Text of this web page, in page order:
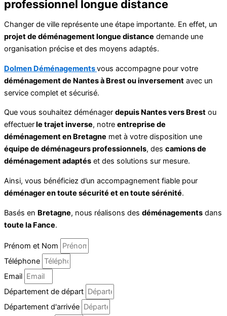
professionnel longue distance
Changer de ville représente une étape importante. En effet, un
projet de déménagement longue distance demande une
organisation précise et des moyens adaptés.
Dolmen Déménagementsvous accompagne pour votre
déménagement de Nantes à Brest ou inversement avec un
service complet et sécurisé.
Que vous souhaitez déménager depuis Nantes vers Brest ou
effectuer le trajet inverse, notre entreprise de
déménagement en Bretagne met à votre disposition une
équipe de déménageurs professionnels, des camions de
déménagement adaptés et des solutions sur mesure.
Ainsi, vous bénéficiez d’un accompagnement fiable pour
déménager en toute sécurité et en toute sérénité.
Basés en Bretagne, nous réalisons des déménagements dans
toute la Fance.
Prénom et Nom
Téléphone
Email
Département de départ
Département d'arrivée